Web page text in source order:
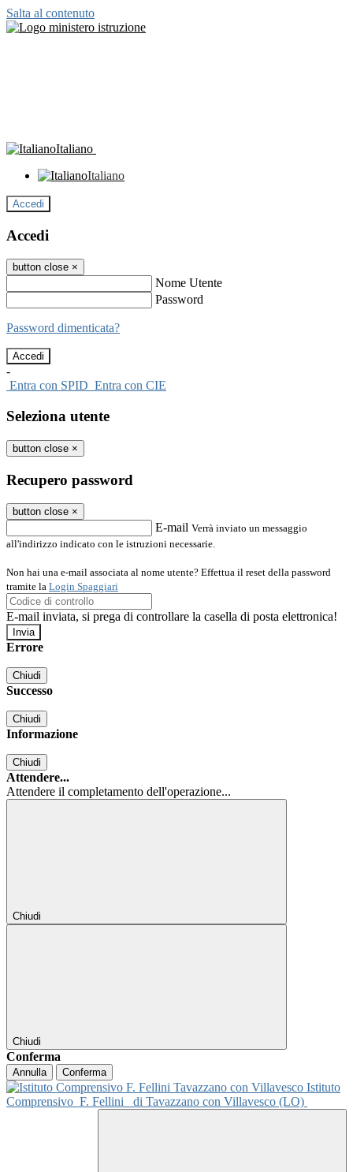
Salta al contenuto
Italiano
Italiano
Accedi
Accedi
button close ×
Nome Utente
Password
Password dimenticata?
-
Entra con SPID Entra con CIE
Seleziona utente
button close ×
Recupero password
button close ×
E-mail Verrà inviato un messaggio
all'indirizzo indicato con le istruzioni necessarie.
Non hai una e-mail associata al nome utente? Effettua il reset della password
tramite la Login Spaggiari
E-mail inviata, si prega di controllare la casella di posta elettronica!
Errore
Chiudi
Successo
Chiudi
Informazione
Chiudi
Attendere...
Attendere il completamento dell'operazione...
Chiudi
Chiudi
Conferma
Annulla Conferma
Istituto
Comprensivo F. Fellini di Tavazzano con Villavesco (LO)